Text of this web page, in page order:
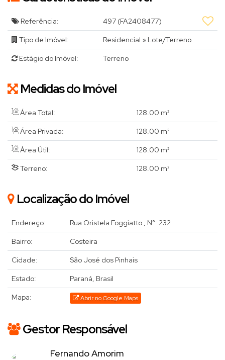
Referência: 497 (FA2408477)
Tipo de Imóvel: Residencial » Lote/Terreno
Estágio do Imóvel: Terreno
Medidas do Imóvel
Área Total: 128.00 m²
Área Privada: 128.00 m²
Área Útil: 128.00 m²
Terreno: 128.00 m²
Localização do Imóvel
Endereço: Rua Oristela Foggiatto , N°: 232
Bairro: Costeira
Cidade: São José dos Pinhais
Estado: Paraná, Brasil
Mapa: Abrir no Google Maps
Gestor Responsável
Fernando Amorim